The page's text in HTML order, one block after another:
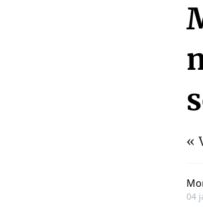
«
04